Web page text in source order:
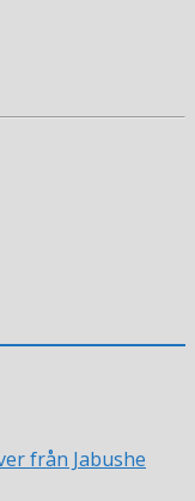
från Jabushe